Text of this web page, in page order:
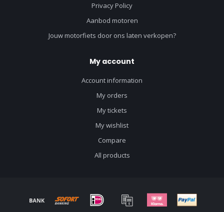
Privacy Policy
Aanbod motoren
Jouw motorfiets door ons laten verkopen?
My account
Account information
My orders
My tickets
My wishlist
Compare
All products